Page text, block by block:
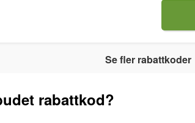
Se fler rabattkoder
rabattkod?